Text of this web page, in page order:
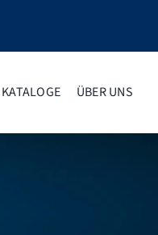
KATALOGE ÜBER UNS